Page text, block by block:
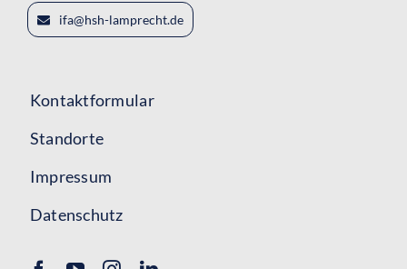
ifa@hsh-lamprecht.de
Kontaktformular
Standorte
Impressum
Datenschutz